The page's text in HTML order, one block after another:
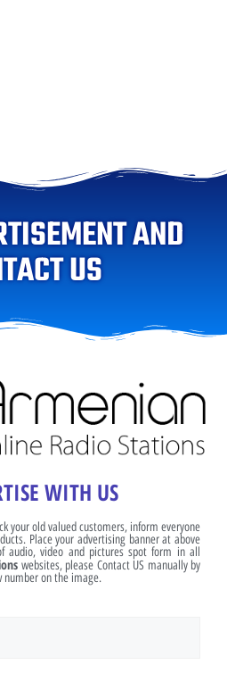
AND
US
WITH US
your old valued customers, inform everyone
Place your advertising banner at above
audio, video and pictures spot form in all
websites, please Contact US manually by
number on the image.